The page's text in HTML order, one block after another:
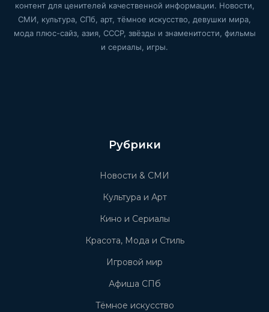
контент для ценителей качественной информации. Новости,
СМИ, культура, СПб, арт, тёмное искусство, девушки мира,
мода плюс-сайз, азия, СССР, звёзды и знаменитости, фильмы
и сериалы, игры.
Рубрики
Новости & СМИ
Культура и Арт
Кино и Сериалы
Красота, Мода и Стиль
Игровой мир
Афиша СПб
Тёмное искусство